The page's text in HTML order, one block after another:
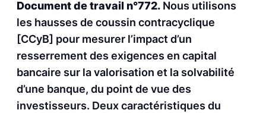
Document de travail n°772. Nous utilisons
les hausses de coussin contracyclique
[CCyB] pour mesurer l’impact d’un
resserrement des exigences en capital
bancaire sur la valorisation et la solvabilité
d’une banque, du point de vue des
investisseurs. Deux caractéristiques du